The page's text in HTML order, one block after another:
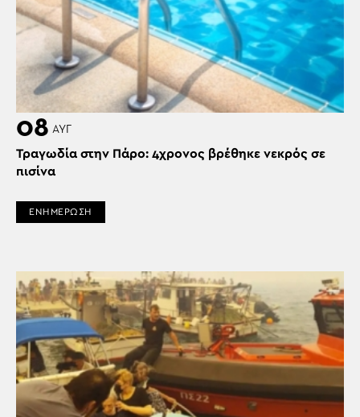
08 ΑΥΓ
Τραγωδία στην Πάρο: 4χρονος βρέθηκε νεκρός σε
πισίνα
ΕΝΗΜΕΡΩΣΗ